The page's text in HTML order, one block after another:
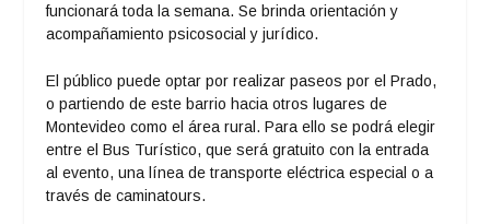
funcionará toda la semana. Se brinda orientación y
acompañamiento psicosocial y jurídico.
El público puede optar por realizar paseos por el Prado,
o partiendo de este barrio hacia otros lugares de
Montevideo como el área rural. Para ello se podrá elegir
entre el Bus Turístico, que será gratuito con la entrada
al evento, una línea de transporte eléctrica especial o a
través de caminatours.